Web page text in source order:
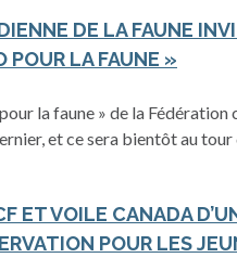
DE LA FAUNE
POUR LA FAUNE »
la faune » de la Fédération
et ce sera bientôt au
ET VOILE CANADA
POUR LES